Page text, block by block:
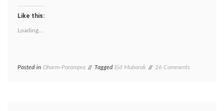
Like this:
Loading...
Posted in Dharm-Parampra Tagged Eid Mubarak 26 Comments